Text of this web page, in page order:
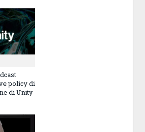
policy di
di Unity